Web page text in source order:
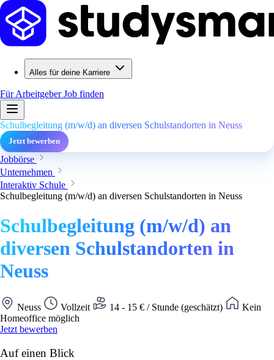
Alles für deine Karriere
Für ArbeitgeberJob finden
Schulbegleitung (m/w/d) an diversen Schulstandorten in Neuss
Jetzt bewerben
Jobbörse
Unternehmen
Interaktiv Schule
Schulbegleitung (m/w/d) an diversen Schulstandorten in Neuss
Schulbegleitung (m/w/d) an
diversen Schulstandorten in
Neuss
Neuss Vollzeit 14 - 15 € / Stunde (geschätzt)
Kein
Homeoffice möglich
Jetzt bewerben
Auf einen Blick